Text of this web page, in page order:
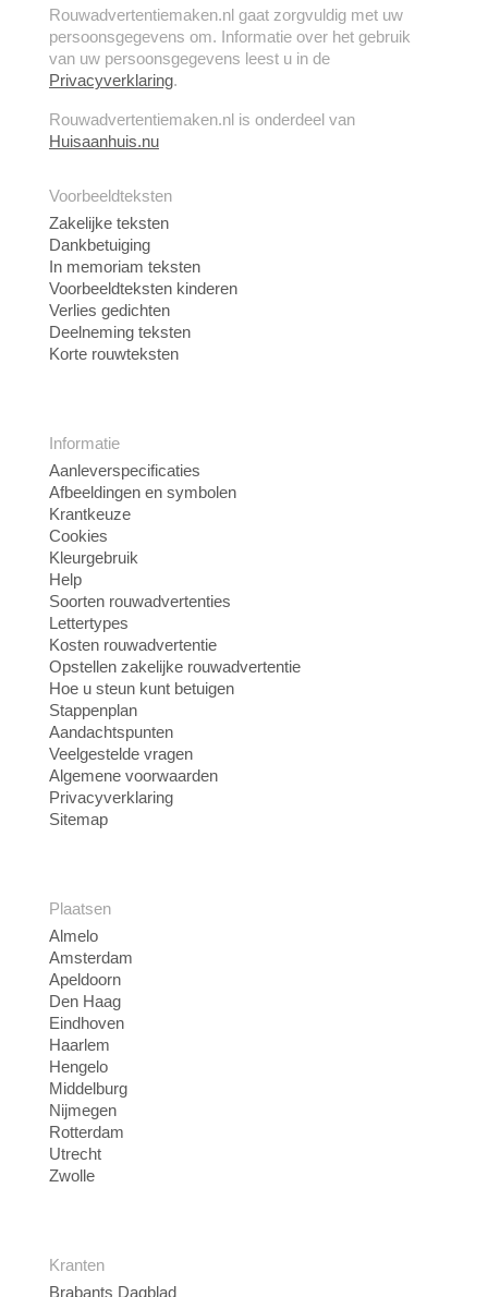
Rouwadvertentiemaken.nl gaat zorgvuldig met uw
persoonsgegevens om. Informatie over het gebruik
van uw persoonsgegevens leest u in de
Privacyverklaring.
Rouwadvertentiemaken.nl is onderdeel van
Huisaanhuis.nu
Voorbeeldteksten
Zakelijke teksten
Dankbetuiging
In memoriam teksten
Voorbeeldteksten kinderen
Verlies gedichten
Deelneming teksten
Korte rouwteksten
Informatie
Aanleverspecificaties
Afbeeldingen en symbolen
Krantkeuze
Cookies
Kleurgebruik
Help
Soorten rouwadvertenties
Lettertypes
Kosten rouwadvertentie
Opstellen zakelijke rouwadvertentie
Hoe u steun kunt betuigen
Stappenplan
Aandachtspunten
Veelgestelde vragen
Algemene voorwaarden
Privacyverklaring
Sitemap
Plaatsen
Almelo
Amsterdam
Apeldoorn
Den Haag
Eindhoven
Haarlem
Hengelo
Middelburg
Nijmegen
Rotterdam
Utrecht
Zwolle
Kranten
Brabants Dagblad